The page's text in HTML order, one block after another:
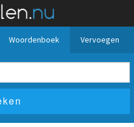
Woordenboek Vervoegen